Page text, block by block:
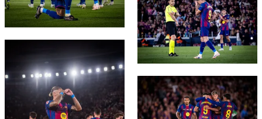
FC Barcelona club badge